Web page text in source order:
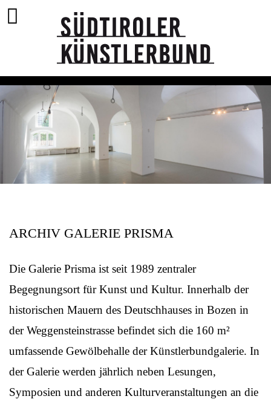
ARCHIV GALERIE PRISMA
Die Galerie Prisma ist seit 1989 zentraler
Begegnungsort für Kunst und Kultur. Innerhalb der
historischen Mauern des Deutschhauses in Bozen in
der Weggensteinstrasse befindet sich die 160 m²
umfassende Gewölbehalle der Künstlerbundgalerie. In
der Galerie werden jährlich neben Lesungen,
Symposien und anderen Kulturveranstaltungen an die